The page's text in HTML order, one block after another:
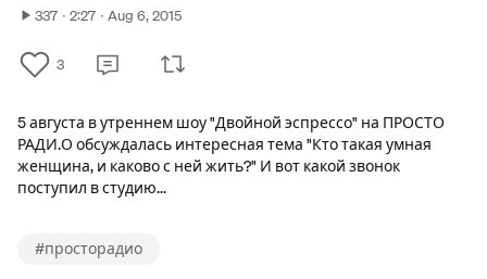
337 2:27 Aug 6, 2015
3
5 августа в утреннем шоу "Двойной эспрессо" на ПРОСТО
РАДИ.О обсуждалась интересная тема "Кто такая умная
женщина, и каково с ней жить?" И вот какой звонок
поступил в студию...
#просторадио